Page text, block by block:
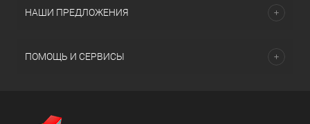
НАШИ ПРЕДЛОЖЕНИЯ
ПОМОЩЬ И СЕРВИСЫ